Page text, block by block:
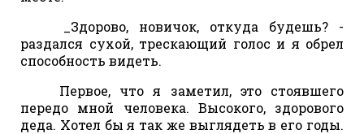
_Здорово, новичок, откуда будешь? -
раздался сухой, трескающий голос и я обрел
способность видеть.
Первое, что я заметил, это стоявшего
передо мной человека. Высокого, здорового
деда. Хотел бы я так же выглядеть в его годы.